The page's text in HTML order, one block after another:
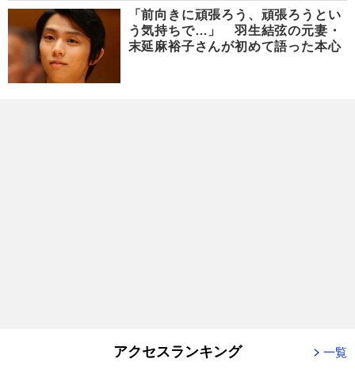
「前向きに頑張ろう、頑張ろうとい
う気持ちで…」 羽生結弦の元妻・
末延麻裕子さんが初めて語った本心
アクセスランキング 一覧